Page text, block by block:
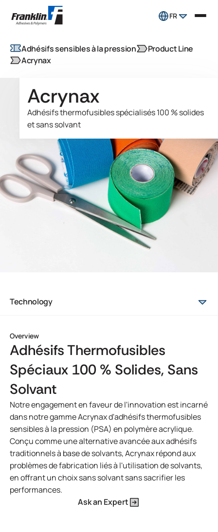
FR
Adhésifs sensibles à la pression
Product Line
Acrynax
Acrynax
Adhésifs thermofusibles spécialisés 100 % solides
et sans solvant
Technology
Overview
Adhésifs Thermofusibles
Spéciaux 100 % Solides, Sans
Solvant
Notre engagement en faveur de l'innovation est incarné
dans notre gamme Acrynax d'adhésifs thermofusibles
sensibles à la pression (PSA) en polymère acrylique.
Conçu comme une alternative avancée aux adhésifs
traditionnels à base de solvants, Acrynax répond aux
problèmes de fabrication liés à l'utilisation de solvants,
en offrant un choix sans solvant sans sacrifier les
performances.
Ask an Expert